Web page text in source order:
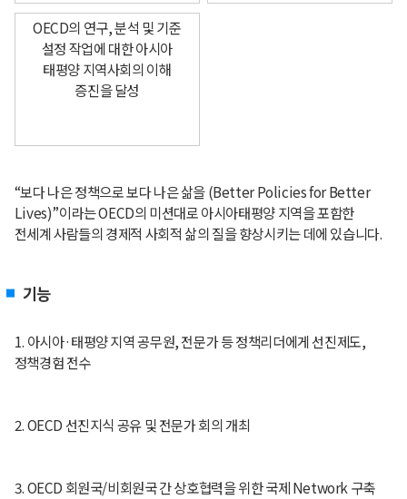
OECD의 연구, 분석 및 기준
설정 작업에 대한 아시아
태평양 지역사회의 이해
증진을 달성
“보다 나은 정책으로 보다 나은 삶을 (Better Policies for Better
Lives)”이라는 OECD의 미션대로 아시아태평양 지역을 포함한
전세계 사람들의 경제적 사회적 삶의 질을 향상시키는 데에 있습니다.
기능
1. 아시아·태평양 지역 공무원, 전문가 등 정책리더에게 선진제도,
정책경험 전수
2. OECD 선진지식 공유 및 전문가 회의 개최
3. OECD 회원국/비회원국 간 상호협력을 위한 국제 Network 구축